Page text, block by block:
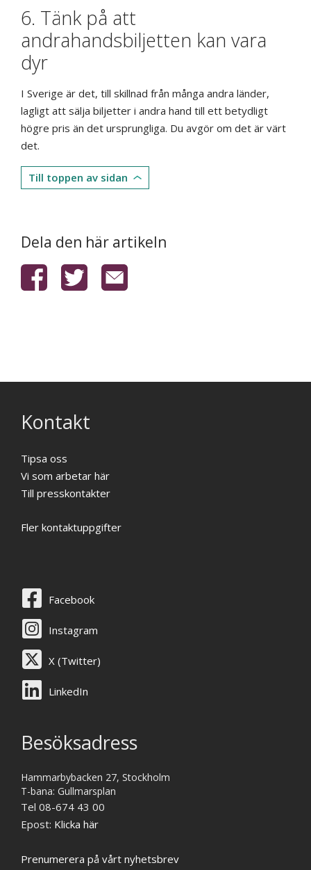
6. Tänk på att
andrahandsbiljetten kan vara
dyr
I Sverige är det, till skillnad från många andra länder,
lagligt att sälja biljetter i andra hand till ett betydligt
högre pris än det ursprungliga. Du avgör om det är värt
det.
Till toppen av sidan
Dela den här artikeln
Kontakt
Tipsa oss
Vi som arbetar här
Till presskontakter
Fler kontaktuppgifter
Facebook
Instagram
X (Twitter)
LinkedIn
Besöksadress
Hammarbybacken 27, Stockholm
T-bana: Gullmarsplan
Tel 08-674 43 00
Epost: Klicka här
Prenumerera på vårt nyhetsbrev